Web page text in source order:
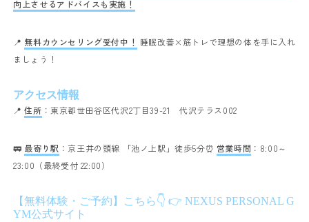
向上させるアドバイスも実施！
📍 無料カウンセリング受付中！ 睡眠改善×筋トレで理想の体を手に入れ
ましょう！
アクセス情報
📍住所 ： 東京都世田谷区代沢2丁目39-21代沢テラス002
🚃 最寄り駅 ：京王井の頭線 「池ノ上駅」徒歩5分⏰ 営業時間 ：8:00～
23:00（最終受付 22:00）
【無料体験・ご予約】こちら👇 👉NEXUS PERSONAL G
YM公式サイト